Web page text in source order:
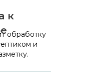
обработку
и
к